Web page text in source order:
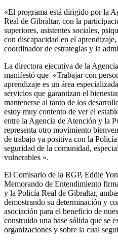
«El programa está dirigido por la
Real de Gibraltar, con la
superiores, asistentes sociales,
con discapacidad en el
coordinador de estrategias y la
La directora ejecutiva de la
manifestó que «Trabajar con
aprendizaje es un área
servicios que garantizan el
mantenerse al tanto de los
estoy muy contento de ver el
entre la Agencia de Atención y la
representa otro movimiento
de trabajo ya positiva con la
seguridad de la comunidad,
vulnerables «.
El Comisario de la RGP, Eddie
Memorando de Entendimiento
y la Policía Real de Gibraltar,
demostrando su determinación y
asociación para el beneficio de
construido una base sólida que se
organizaciones y sobre la cual